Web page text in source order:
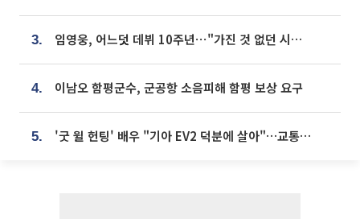
3. 임영웅, 어느덧 데뷔 10주년⋯"가진 것 없던 시절, 내 앞엔 20명의 팬뿐"
4. 이남오 함평군수, 군공항 소음피해 함평 보상 요구
5. '굿 윌 헌팅' 배우 "기아 EV2 덕분에 살아"…교통사고 후 안전성 극찬